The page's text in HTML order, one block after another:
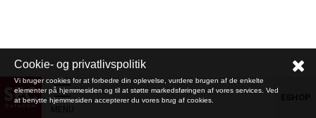
Cookie- og privatlivspolitik
Vi bruger cookies for at forbedre din oplevelse, vurdere brugen af de enkelte
elementer på hjemmesiden og til at støtte markedsføringen af vores services. Ved
at benytte hjemmesiden accepterer du vores brug af cookies.